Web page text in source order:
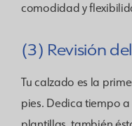
comodidad y
(3) Revisión
Tu calzado es la
pies. Dedica tiempo a